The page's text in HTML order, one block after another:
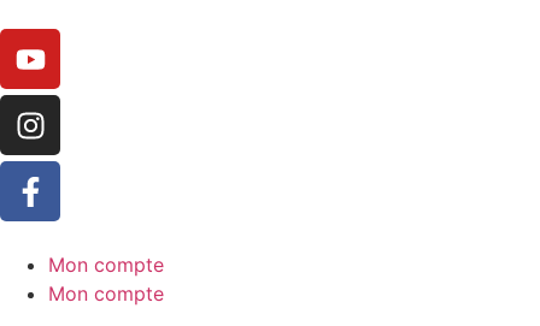
Mon compte
Mon compte